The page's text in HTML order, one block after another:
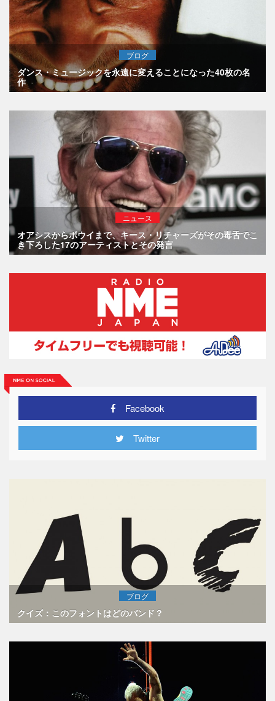
ブログ
ダンス・ミュージックを永遠に変えることになった40枚の名
作
ニュース
オアシスからボウイまで、キース・リチャーズがその毒舌でこ
き下ろした17のアーティストとその発言
Facebook
Twitter
ブログ
クイズ：このフォントはどのバンド？